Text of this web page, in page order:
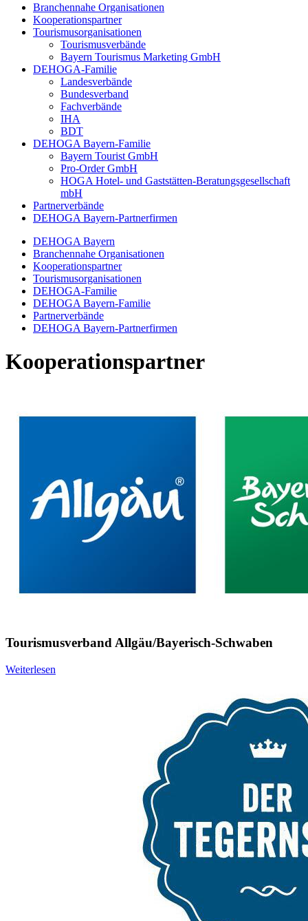
Branchennahe Organisationen
Kooperationspartner
Tourismusorganisationen
Tourismusverbände
Bayern Tourismus Marketing GmbH
DEHOGA-Familie
Landesverbände
Bundesverband
Fachverbände
IHA
BDT
DEHOGA Bayern-Familie
Bayern Tourist GmbH
Pro-Order GmbH
HOGA Hotel- und Gaststätten-Beratungsgesellschaft
mbH
Partnerverbände
DEHOGA Bayern-Partnerfirmen
DEHOGA Bayern
Branchennahe Organisationen
Kooperationspartner
Tourismusorganisationen
DEHOGA-Familie
DEHOGA Bayern-Familie
Partnerverbände
DEHOGA Bayern-Partnerfirmen
Kooperationspartner
Tourismusverband Allgäu/Bayerisch-Schwaben
Weiterlesen